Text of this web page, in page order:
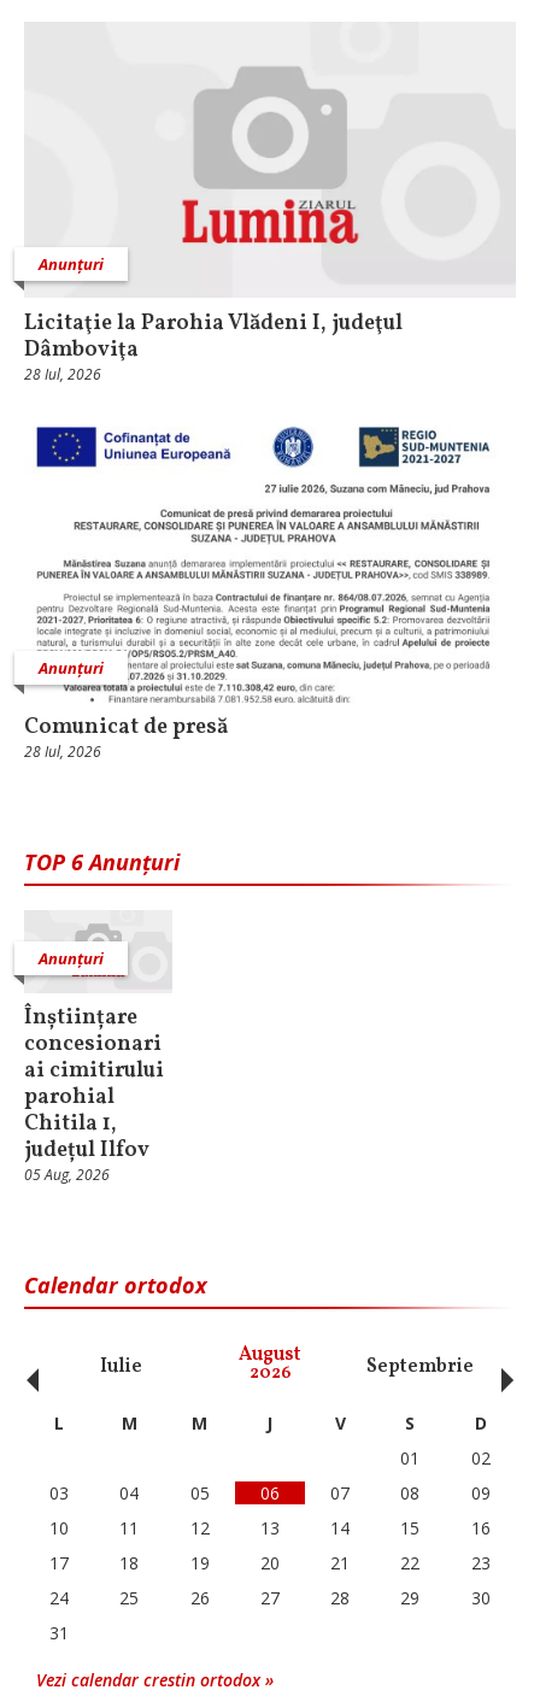
Anunțuri
Licitaţie la Parohia Vlădeni I, judeţul
Dâmboviţa
28 Iul, 2026
Anunțuri
Comunicat de presă
28 Iul, 2026
TOP 6 Anunțuri
Anunțuri
Înștiințare
concesionari
ai cimitirului
parohial
Chitila 1,
județul Ilfov
05 Aug, 2026
Calendar ortodox
Iulie August
2026 Septembrie
‹ L M M J V S
D
01
02
03
04 05 06 07 08
09
10
11 12 13 14 15
16
17
18 19 20 21 22
23
24
25 26 27 28 29
30
31
Vezi calendar crestin ortodox »